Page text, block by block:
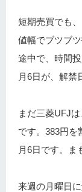
短期売買でも
値幅でブツブ
途中で、時間
月6日が、解禁
まだ三菱UFJ
です。383円
月6日です。ま
来週の月曜日